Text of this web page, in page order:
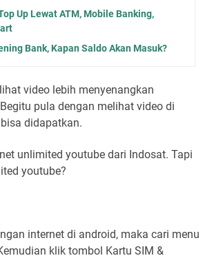
Up Lewat ATM, Mobile Banking,
Bank, Kapan Saldo Akan Masuk?
video lebih menyenangkan
pula dengan melihat video di
didapatkan.
unlimited youtube dari Indosat. Tapi
youtube?
internet di android, maka cari menu
klik tombol Kartu SIM &